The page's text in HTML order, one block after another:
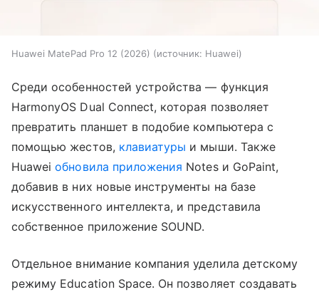
Huawei MatePad Pro 12 (2026) источник: Huawei
Среди особенностей устройства — функция
HarmonyOS Dual Connect, которая позволяет
превратить планшет в подобие компьютера с
помощью жестов, клавиатуры и мыши. Также
Huaweiобновила приложения Notes и GoPaint,
добавив в них новые инструменты на базе
искусственного интеллекта, и представила
собственное приложение SOUND.
Отдельное внимание компания уделила детскому
режиму Education Space. Он позволяет создавать